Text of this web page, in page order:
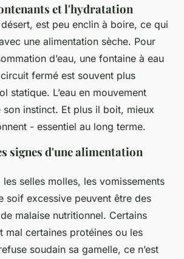
et l'hydratation
est peu enclin à boire, ce qui
une alimentation sèche. Pour
d’eau, une fontaine à eau
fermé est souvent plus
statique. L’eau en mouvement
son instinct. Et plus il boit, mieux
- essentiel au long terme.
signes d'une alimentation
selles molles, les vomissements
soif excessive peuvent être des
malaise nutritionnel. Certains
mal certaines protéines ou les
soudain sa gamelle, ce n’est